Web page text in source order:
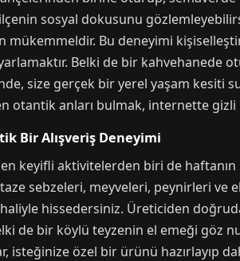
sosyal dokusunu
mükemmeldir. Bu deneyimi
Belki de bir kahvehanede
size gerçek bir yerel yaşam kesiti
otantik anları bulmak, internette
Bir Alışveriş Deneyimi
en keyifli aktivitelerden biri de
sebzeleri, meyveleri, peynirleri ve
hissedersiniz. Üreticiden
de bir köylü teyzenin el emeği göz
isteğinize özel bir ürünü hazırlayıp